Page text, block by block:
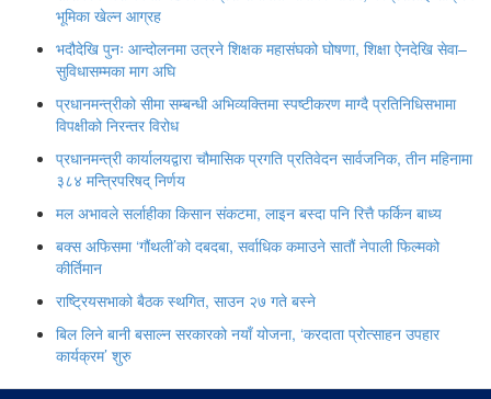
भूमिका खेल्न आग्रह
भदौदेखि पुनः आन्दोलनमा उत्रने शिक्षक महासंघको घोषणा, शिक्षा ऐनदेखि सेवा–
सुविधासम्मका माग अघि
प्रधानमन्त्रीको सीमा सम्बन्धी अभिव्यक्तिमा स्पष्टीकरण माग्दै प्रतिनिधिसभामा
विपक्षीको निरन्तर विरोध
प्रधानमन्त्री कार्यालयद्वारा चौमासिक प्रगति प्रतिवेदन सार्वजनिक, तीन महिनामा
३८४ मन्त्रिपरिषद् निर्णय
मल अभावले सर्लाहीका किसान संकटमा, लाइन बस्दा पनि रित्तै फर्किन बाध्य
बक्स अफिसमा ‘गौंथली’को दबदबा, सर्वाधिक कमाउने सातौं नेपाली फिल्मको
कीर्तिमान
राष्ट्रियसभाको बैठक स्थगित, साउन २७ गते बस्ने
बिल लिने बानी बसाल्न सरकारको नयाँ योजना, ‘करदाता प्रोत्साहन उपहार
कार्यक्रम’ शुरु